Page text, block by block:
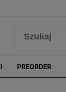
PREORDER